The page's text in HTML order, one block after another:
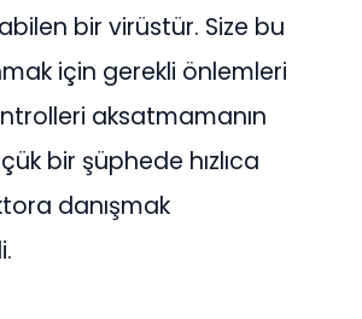
bir virüstür. Size bu
için gerekli önlemleri
aksatmamanın
bir şüphede hızlıca
danışmak